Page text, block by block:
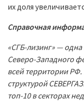
их доля
Справочная
«СГБ-лизинг» —
Северо-Западного
всей территории
структурой
топ-10 в секторах